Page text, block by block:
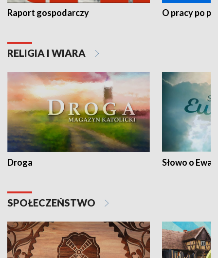
Raport gospodarczy O pracy po
RELIGIA I WIARA
Droga Słowo o
SPOŁECZEŃSTWO